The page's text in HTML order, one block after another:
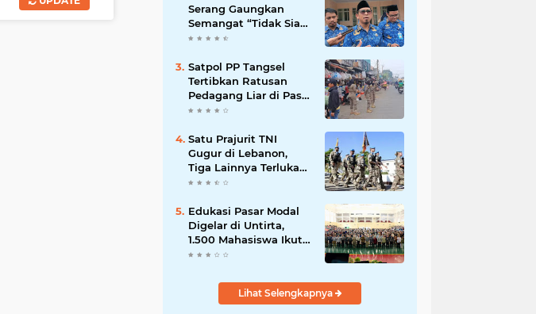
Serang Gaungkan
Semangat “Tidak Siap
untuk Diam”, Dorong
Responsif
Satpol PP Tangsel
Tertibkan Ratusan
Pedagang Liar di Pasar
Serpong, Ganggu Lalu
Satu Prajurit TNI
Gugur di Lebanon,
Tiga Lainnya Terluka
dalam Serangan di
Edukasi Pasar Modal
Digelar di Untirta,
1.500 Mahasiswa Ikut
Sosialisasi OJK
Lihat Selengkapnya